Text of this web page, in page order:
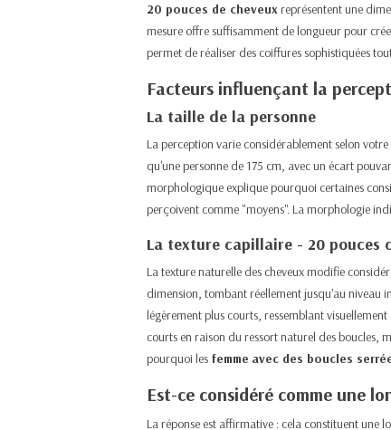
20 pouces de cheveuxreprésentent une
mesure offre suffisamment de longueur pour
permet de réaliser des coiffures sophistiquées
Facteurs influençant la
La taille de la personne
La perception varie considérablement selon
qu'une personne de 175 cm, avec un écart
morphologique explique pourquoi certaines
perçoivent comme "moyens". La morphologie
La texture capillaire - 20 pouces
La texture naturelle des cheveux modifie
dimension, tombant réellement jusqu'au niveau
légèrement plus courts, ressemblant
courts en raison du ressort naturel des boucles,
pourquoi les femme avec des boucles
Est-ce considéré comme une
La réponse est affirmative : cela constituent une